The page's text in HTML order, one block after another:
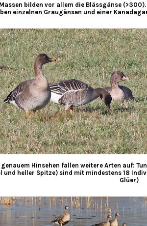
bilden vor allem die Blässgänse
einzelnen Graugänsen und einer
genauem Hinsehen fallen weitere Arten auf:
und heller Spitze) sind mit mindestens 18
Glüer)